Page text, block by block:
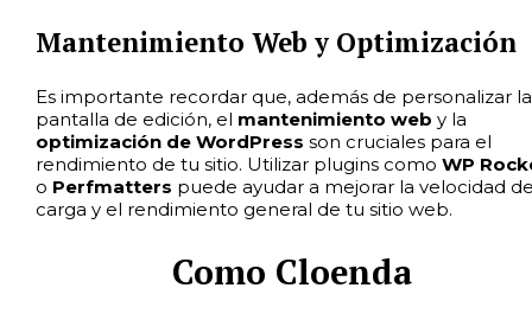
Mantenimiento Web y Optimización
Es importante recordar que, además de personalizar la
pantalla de edición, el mantenimiento web y la
optimización de WordPress son cruciales para el
rendimiento de tu sitio. Utilizar plugins como WP
o Perfmatters puede ayudar a mejorar la velocidad
carga y el rendimiento general de tu sitio web.
Como Cloenda